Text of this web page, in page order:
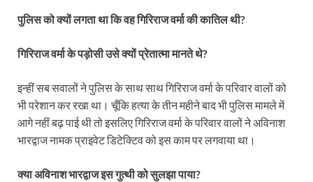
पुलिस को क्यों लगता था कि वह गिरिराज वर्मा की कातिल थी?
गिरिराज वर्मा के पड़ोसी उसे क्यों प्रेतात्मा मानते थे?
इन्हीं सब सवालों ने पुलिस के साथ साथ गिरिराज वर्मा के परिवार वालों को
भी परेशान कर रखा था। चूँकि हत्या के तीन महीने बाद भी पुलिस मामले में
आगे नहीं बढ़ पाई थी तो इसलिए गिरिराज वर्मा के परिवार वालों ने अविनाश
भारद्वाज नामक प्राइवेट डिटेक्टिव को इस काम पर लगवाया था।
क्या अविनाश भारद्वाज इस गुत्थी को सुलझा पाया?